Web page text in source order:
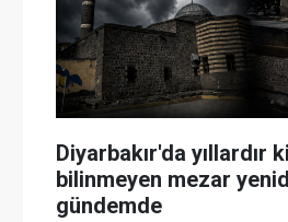
Diyarbakır'da yıllardır
bilinmeyen mezar
gündemde